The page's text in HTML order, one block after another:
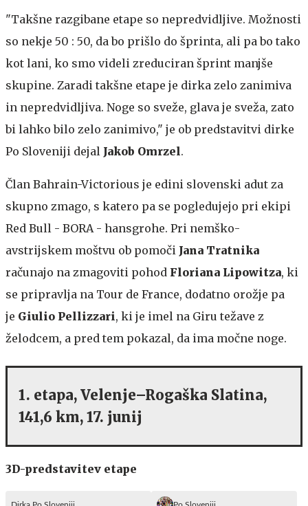
"Takšne razgibane etape so nepredvidljive. Možnosti
so nekje 50 : 50, da bo prišlo do šprinta, ali pa bo tako
kot lani, ko smo videli zreduciran šprint manjše
skupine. Zaradi takšne etape je dirka zelo zanimiva
in nepredvidljiva. Noge so sveže, glava je sveža, zato
bi lahko bilo zelo zanimivo," je ob predstavitvi dirke
Po Sloveniji dejal Jakob Omrzel.
Član Bahrain-Victorious je edini slovenski adut za
skupno zmago, s katero pa se pogledujejo pri ekipi
Red Bull - BORA - hansgrohe. Pri nemško-
avstrijskem moštvu ob pomoči Jana Tratnika
računajo na zmagoviti pohod Floriana Lipowitza, ki
se pripravlja na Tour de France, dodatno orožje pa
je Giulio Pellizzari, ki je imel na Giru težave z
želodcem, a pred tem pokazal, da ima močne noge.
1. etapa, Velenje–Rogaška Slatina,
141,6 km, 17. junij
3D-predstavitev etape
Dirka Po Sloveniji Po Sloveniji